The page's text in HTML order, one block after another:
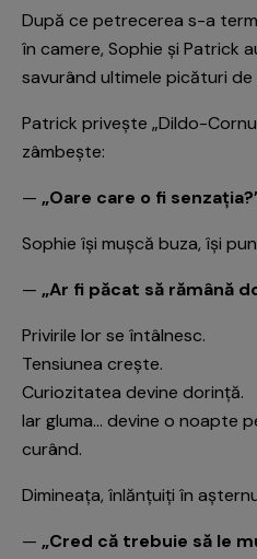
După ce petrecerea s-a
în camere, Sophie și Patrick
savurând ultimele picături de
Patrick privește „Dildo-
zâmbește:
— „Oare care o fi
Sophie își mușcă buza, își
— „Ar fi păcat să rămână
Privirile lor se întâlnesc.
Tensiunea crește.
Curiozitatea devine dorință.
Iar gluma… devine o noapte
curând.
Dimineața, înlănțuiți în
— „Cred că trebuie să le